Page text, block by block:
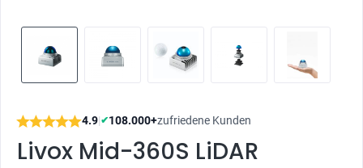
4.9|✔108.000+zufriedene Kunden
Livox Mid-360S LiDAR